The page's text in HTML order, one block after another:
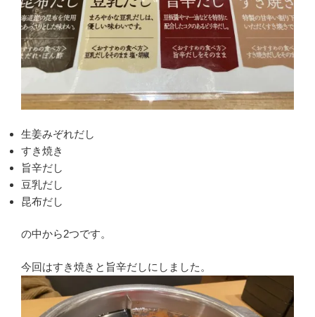
生姜みぞれだし
すき焼き
旨辛だし
豆乳だし
昆布だし
の中から2つです。
今回はすき焼きと旨辛だしにしました。